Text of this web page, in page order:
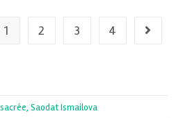
1 2 3 4
Saodat Ismailova